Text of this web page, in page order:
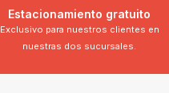
Estacionamiento gratuito
Exclusivo para nuestros clientes en
nuestras dos sucursales.